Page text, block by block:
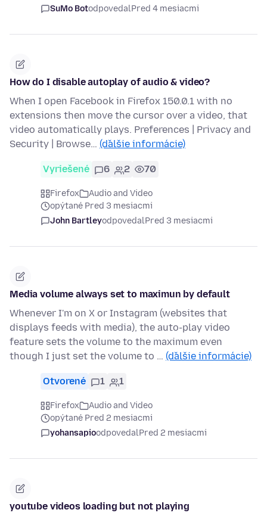
SuMo BotodpovedalPred 4 mesiacmi
How do I disable autoplay of audio & video?
When I open Facebook in Firefox 150.0.1 with no
extensions then move the cursor over a video, that
video automatically plays. Preferences | Privacy and
Security | Browse… (ďalšie informácie)
Vyriešené 6 2 70
Firefox
Audio and Video
opýtané Pred 3 mesiacmi
John BartleyodpovedalPred 3 mesiacmi
Media volume always set to maximun by default
Whenever I'm on X or Instagram (websites that
displays feeds with media), the auto-play video
feature sets the volume to the maximum even
though I just set the volume to … (ďalšie informácie)
Otvorené 1 1
Firefox
Audio and Video
opýtané Pred 2 mesiacmi
yohansapioodpovedalPred 2 mesiacmi
youtube videos loading but not playing